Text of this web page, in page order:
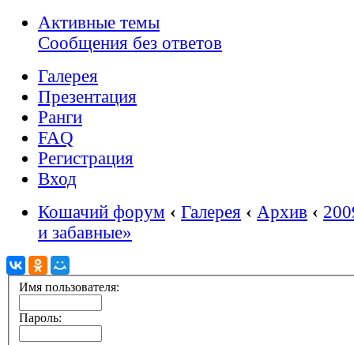
Активные темы
Сообщения без ответов
Галерея
Презентация
Ранги
FAQ
Регистрация
Вход
Кошачий форум ‹ Галерея ‹ Архив ‹
и забавные»
Имя пользователя:
Пароль: